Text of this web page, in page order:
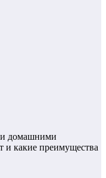
домашними
и какие преимущества